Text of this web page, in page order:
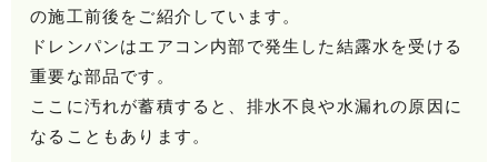
の施工前後をご紹介しています。
ドレンパンはエアコン内部で発生した結露水を受ける
重要な部品です。
ここに汚れが蓄積すると、排水不良や水漏れの原因に
なることもあります。